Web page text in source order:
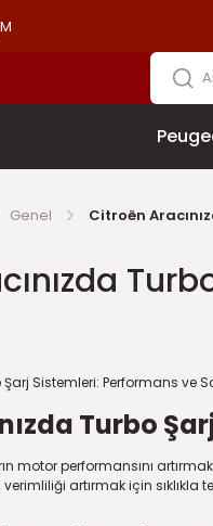
Genel Citroën
Turbo
motor performansını
artırmak için sıklıkla